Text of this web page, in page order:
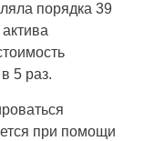
порядка 39
5 раз.
при помощи